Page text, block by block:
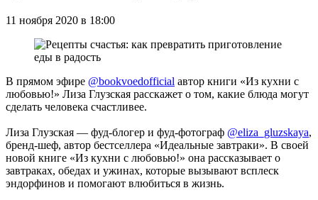
11 ноября 2020 в 18:00
В прямом эфире @bookvoedofficial автор книги «Из кухни с
любовью!» Лиза Глузская расскажет о том, какие блюда могут
сделать человека счастливее.
Лиза Глузская — фуд-блогер и фуд-фотограф @eliza_gluzskaya,
бренд-шеф, автор бестселлера «Идеальные завтраки». В своей
новой книге «Из кухни с любовью!» она рассказывает о
завтраках, обедах и ужинах, которые вызывают всплеск
эндорфинов и помогают влюбиться в жизнь.